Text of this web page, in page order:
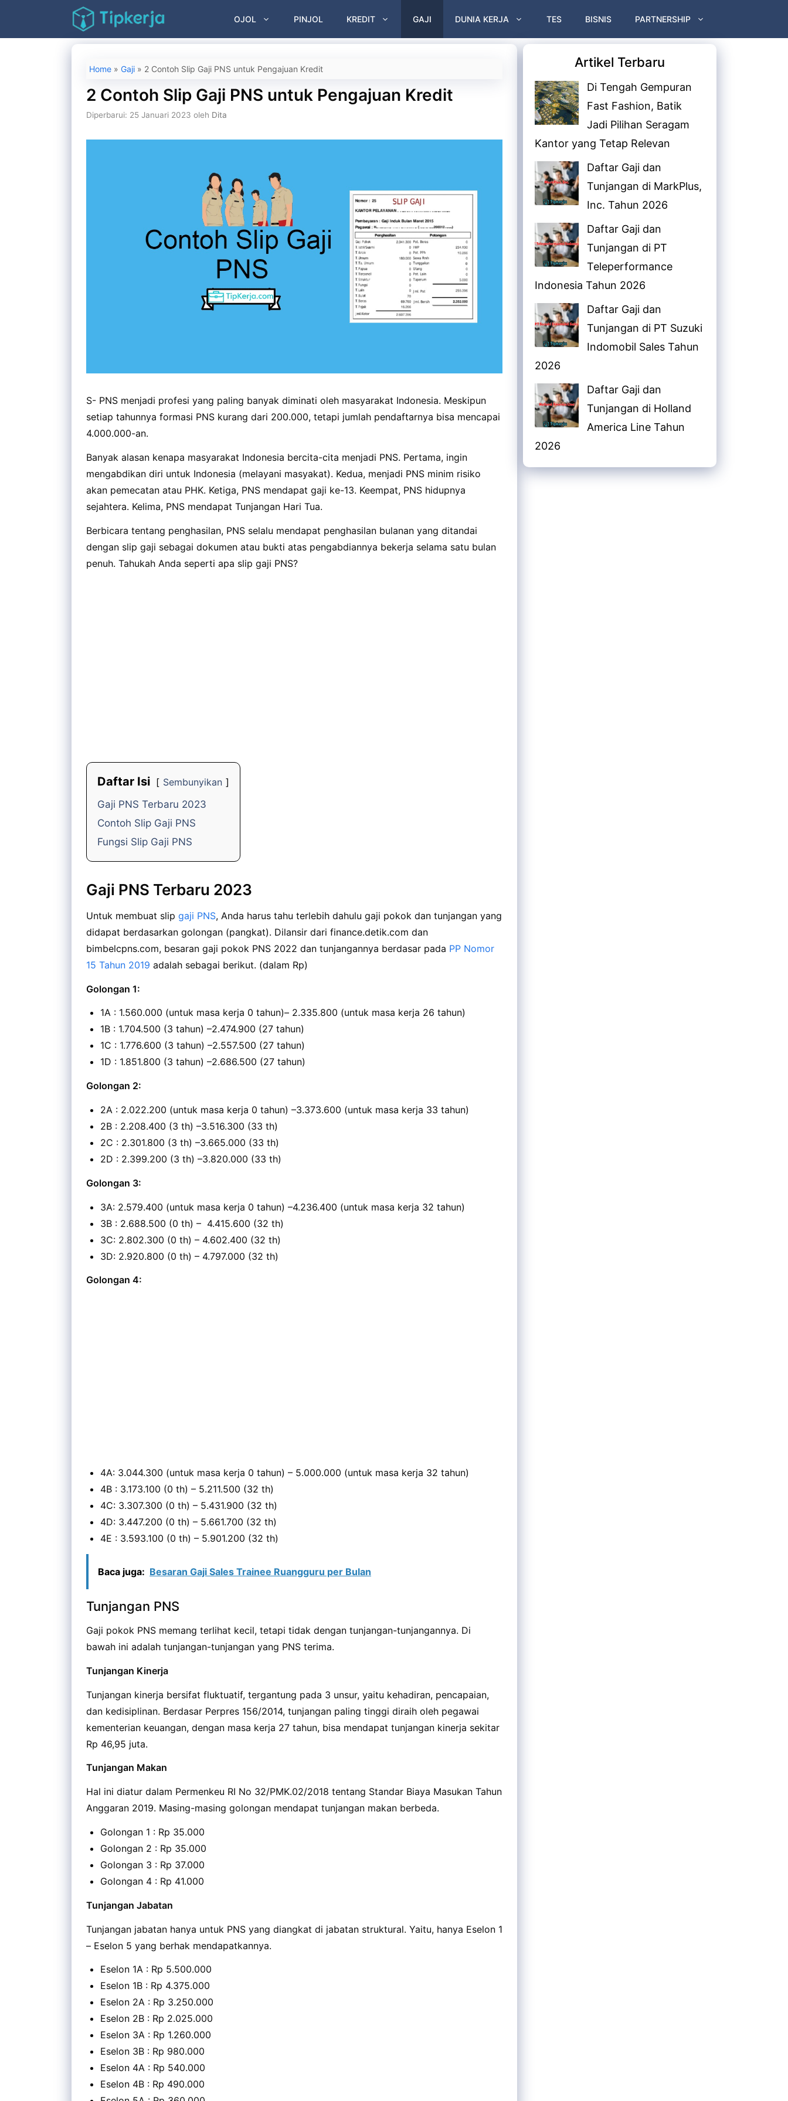
isi
OJOL PINJOL KREDIT GAJI DUNIA KERJA TES BISNIS PARTNERSHIP
Home » Gaji » 2 Contoh Slip Gaji PNS untuk Pengajuan Kredit
2 Contoh Slip Gaji PNS untuk Pengajuan Kredit
Diperbarui: 25 Januari 2023 oleh Dita
S- PNS menjadi profesi yang paling banyak diminati oleh masyarakat Indonesia. Meskipun
setiap tahunnya formasi PNS kurang dari 200.000, tetapi jumlah pendaftarnya bisa mencapai
4.000.000-an.
Banyak alasan kenapa masyarakat Indonesia bercita-cita menjadi PNS. Pertama, ingin
mengabdikan diri untuk Indonesia (melayani masyakat). Kedua, menjadi PNS minim risiko
akan pemecatan atau PHK. Ketiga, PNS mendapat gaji ke-13. Keempat, PNS hidupnya
sejahtera. Kelima, PNS mendapat Tunjangan Hari Tua.
Berbicara tentang penghasilan, PNS selalu mendapat penghasilan bulanan yang ditandai
dengan slip gaji sebagai dokumen atau bukti atas pengabdiannya bekerja selama satu bulan
penuh. Tahukah Anda seperti apa slip gaji PNS?
Daftar Isi
Sembunyikan
Gaji PNS Terbaru 2023
Contoh Slip Gaji PNS
Fungsi Slip Gaji PNS
Gaji PNS Terbaru 2023
Untuk membuat slip gaji PNS, Anda harus tahu terlebih dahulu gaji pokok dan tunjangan yang
didapat berdasarkan golongan (pangkat). Dilansir dari finance.detik.com dan
bimbelcpns.com, besaran gaji pokok PNS 2022 dan tunjangannya berdasar pada PP Nomor
15 Tahun 2019 adalah sebagai berikut. (dalam Rp)
Golongan 1:
1A : 1.560.000 (untuk masa kerja 0 tahun)– 2.335.800 (untuk masa kerja 26 tahun)
1B : 1.704.500 (3 tahun) –2.474.900 (27 tahun)
1C : 1.776.600 (3 tahun) –2.557.500 (27 tahun)
1D : 1.851.800 (3 tahun) –2.686.500 (27 tahun)
Golongan 2:
2A : 2.022.200 (untuk masa kerja 0 tahun) –3.373.600 (untuk masa kerja 33 tahun)
2B : 2.208.400 (3 th) –3.516.300 (33 th)
2C : 2.301.800 (3 th) –3.665.000 (33 th)
2D : 2.399.200 (3 th) –3.820.000 (33 th)
Golongan 3:
3A: 2.579.400 (untuk masa kerja 0 tahun) –4.236.400 (untuk masa kerja 32 tahun)
3B : 2.688.500 (0 th) – 4.415.600 (32 th)
3C: 2.802.300 (0 th) – 4.602.400 (32 th)
3D: 2.920.800 (0 th) – 4.797.000 (32 th)
Golongan 4:
4A: 3.044.300 (untuk masa kerja 0 tahun) – 5.000.000 (untuk masa kerja 32 tahun)
4B : 3.173.100 (0 th) – 5.211.500 (32 th)
4C: 3.307.300 (0 th) – 5.431.900 (32 th)
4D: 3.447.200 (0 th) – 5.661.700 (32 th)
4E : 3.593.100 (0 th) – 5.901.200 (32 th)
Baca juga: Besaran Gaji Sales Trainee Ruangguru per Bulan
Tunjangan PNS
Gaji pokok PNS memang terlihat kecil, tetapi tidak dengan tunjangan-tunjangannya. Di
bawah ini adalah tunjangan-tunjangan yang PNS terima.
Tunjangan Kinerja
Tunjangan kinerja bersifat fluktuatif, tergantung pada 3 unsur, yaitu kehadiran, pencapaian,
dan kedisiplinan. Berdasar Perpres 156/2014, tunjangan paling tinggi diraih oleh pegawai
kementerian keuangan, dengan masa kerja 27 tahun, bisa mendapat tunjangan kinerja sekitar
Rp 46,95 juta.
Tunjangan Makan
Hal ini diatur dalam Permenkeu RI No 32/PMK.02/2018 tentang Standar Biaya Masukan Tahun
Anggaran 2019. Masing-masing golongan mendapat tunjangan makan berbeda.
Golongan 1 : Rp 35.000
Golongan 2 : Rp 35.000
Golongan 3 : Rp 37.000
Golongan 4 : Rp 41.000
Tunjangan Jabatan
Tunjangan jabatan hanya untuk PNS yang diangkat di jabatan struktural. Yaitu, hanya Eselon 1
– Eselon 5 yang berhak mendapatkannya.
Eselon 1A : Rp 5.500.000
Eselon 1B : Rp 4.375.000
Eselon 2A : Rp 3.250.000
Eselon 2B : Rp 2.025.000
Eselon 3A : Rp 1.260.000
Eselon 3B : Rp 980.000
Eselon 4A : Rp 540.000
Eselon 4B : Rp 490.000
Artikel Terbaru
Di Tengah Gempuran
Fast Fashion, Batik
Jadi Pilihan Seragam
Kantor yang Tetap Relevan
Daftar Gaji dan
Tunjangan di MarkPlus,
Inc. Tahun 2026
Daftar Gaji dan
Tunjangan di PT
Teleperformance
Indonesia Tahun 2026
Daftar Gaji dan
Tunjangan di PT Suzuki
Indomobil Sales Tahun
2026
Daftar Gaji dan
Tunjangan di Holland
America Line Tahun
2026